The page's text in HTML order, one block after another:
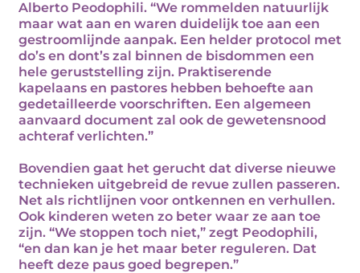
Alberto Peodophili. “We rommelden natuurlijk
maar wat aan en waren duidelijk toe aan een
gestroomlijnde aanpak. Een helder protocol met
do’s en dont’s zal binnen de bisdommen een
hele geruststelling zijn. Praktiserende
kapelaans en pastores hebben behoefte aan
gedetailleerde voorschriften. Een algemeen
aanvaard document zal ook de gewetensnood
achteraf verlichten.”
Bovendien gaat het gerucht dat diverse nieuwe
technieken uitgebreid de revue zullen passeren.
Net als richtlijnen voor ontkennen en verhullen.
Ook kinderen weten zo beter waar ze aan toe
zijn. “We stoppen toch niet,” zegt Peodophili,
“en dan kan je het maar beter reguleren. Dat
heeft deze paus goed begrepen.”